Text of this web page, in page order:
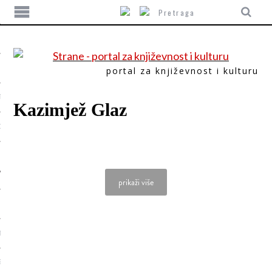
portal za književnost i kulturu
Kazimjež Glaz
prikaži više